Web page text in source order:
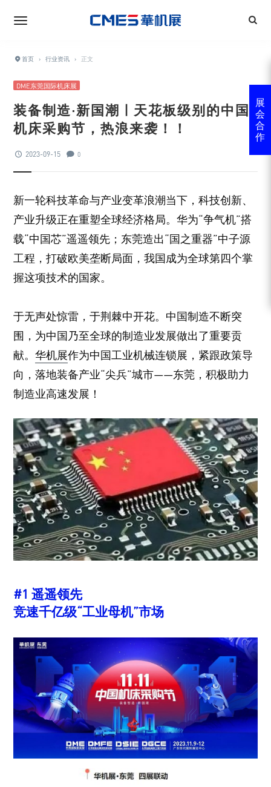
首页 › 行业资讯 › 正文
DME东莞国际机床展
装备制造·新国潮 | 天花板级别的中国
机床采购节，热浪来袭！！
2023-09-15 0
新一轮科技革命与产业变革浪潮当下，科技创新、
产业升级正在重塑全球经济格局。华为“争气机”搭
载“中国芯”遥遥领先；东莞造出“国之重器”中子源
工程，打破欧美垄断局面，我国成为全球第四个掌
握这项技术的国家。
于无声处惊雷，于荆棘中开花。中国制造不断突
围，为中国乃至全球的制造业发展做出了重要贡
献。 华机展作为中国工业机械连锁展，紧跟政策导
向，落地装备产业“尖兵”城市——东莞，积极助力
制造业高速发展！
#1 遥遥领先
竞速千亿级“工业母机”市场
展
会
合
作